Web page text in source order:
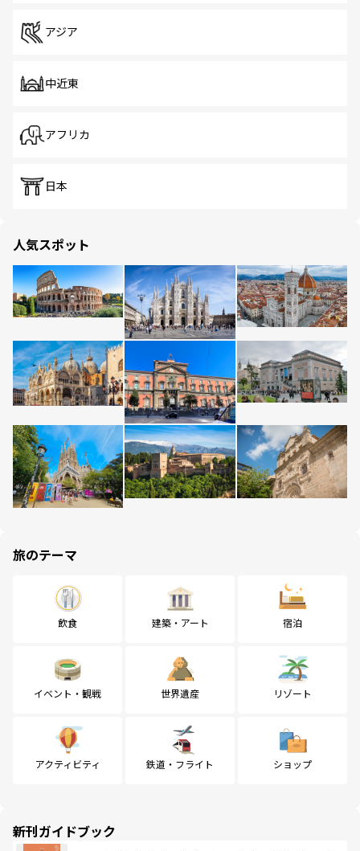
アジア
中近東
アフリカ
日本
人気スポット
旅のテーマ
飲食 建築・アート 宿泊
イベント・観戦 世界遺産 リゾート
アクティビティ 鉄道・フライト ショップ
新刊ガイドブック